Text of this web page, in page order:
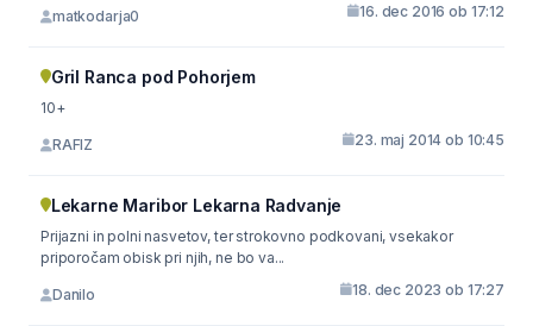
matkodarja0 16. dec 2016 ob 17:12
Gril Ranca pod Pohorjem
10+
RAFIZ 23. maj 2014 ob 10:45
Lekarne Maribor Lekarna Radvanje
Prijazni in polni nasvetov, ter strokovno podkovani, vsekakor
priporočam obisk pri njih, ne bo va...
Danilo 18. dec 2023 ob 17:27